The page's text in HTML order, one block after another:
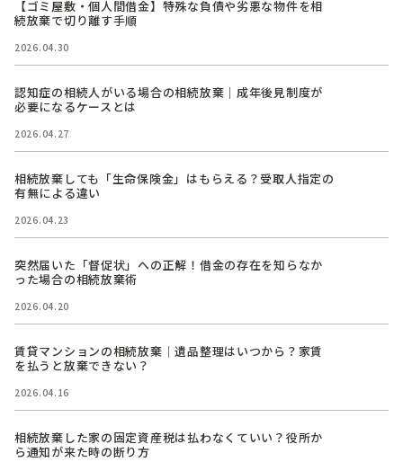
【ゴミ屋敷・個人間借金】特殊な負債や劣悪な物件を相
続放棄で切り離す手順
2026.04.30
認知症の相続人がいる場合の相続放棄｜成年後見制度が
必要になるケースとは
2026.04.27
相続放棄しても「生命保険金」はもらえる？受取人指定の
有無による違い
2026.04.23
突然届いた「督促状」への正解！借金の存在を知らなか
った場合の相続放棄術
2026.04.20
賃貸マンションの相続放棄｜遺品整理はいつから？家賃
を払うと放棄できない？
2026.04.16
相続放棄した家の固定資産税は払わなくていい？役所か
ら通知が来た時の断り方